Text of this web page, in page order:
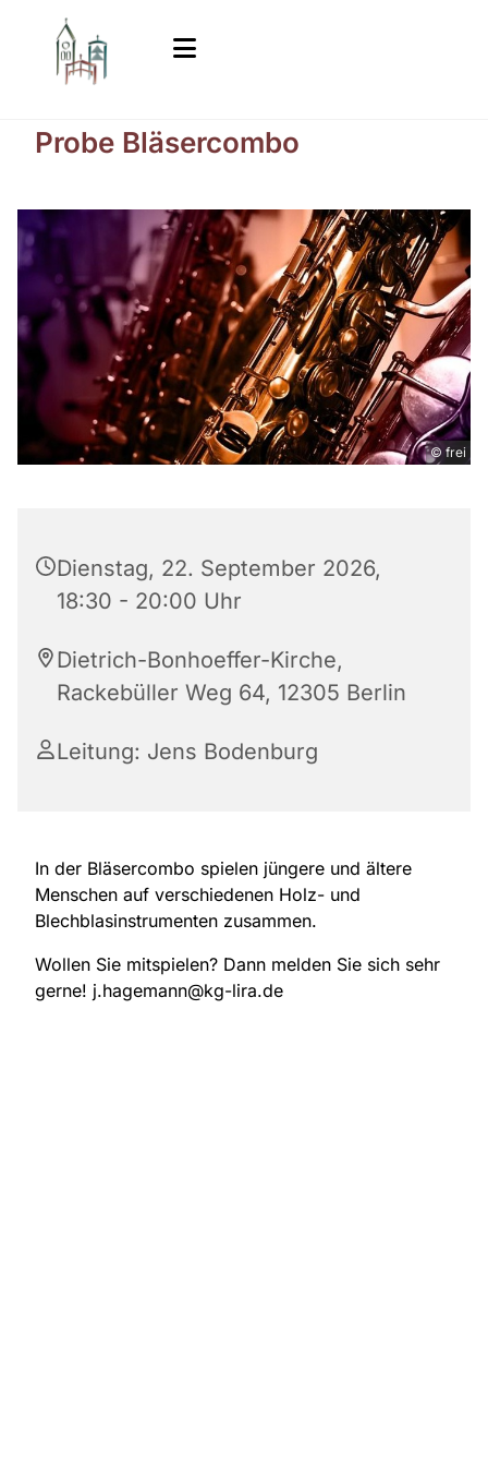
Probe Bläsercombo
© frei
Dienstag, 22. September 2026,
18:30 - 20:00 Uhr
Dietrich-Bonhoeffer-Kirche,
Rackebüller Weg 64, 12305 Berlin
Leitung: Jens Bodenburg
In der Bläsercombo spielen jüngere und ältere
Menschen auf verschiedenen Holz- und
Blechblasinstrumenten zusammen.
Wollen Sie mitspielen? Dann melden Sie sich sehr
gerne! j.hagemann@kg-lira.de